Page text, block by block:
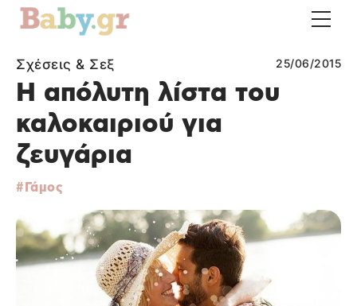
Σχέσεις & Σεξ 25/06/2015
Η απόλυτη λίστα του
καλοκαιριού για
ζευγάρια
Γάμος